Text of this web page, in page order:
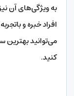
به ویژگی‌های آن
افراد خبره و
می‌توانید بهترین
کنید.